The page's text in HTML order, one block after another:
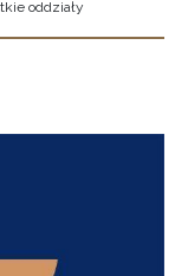
oddziały